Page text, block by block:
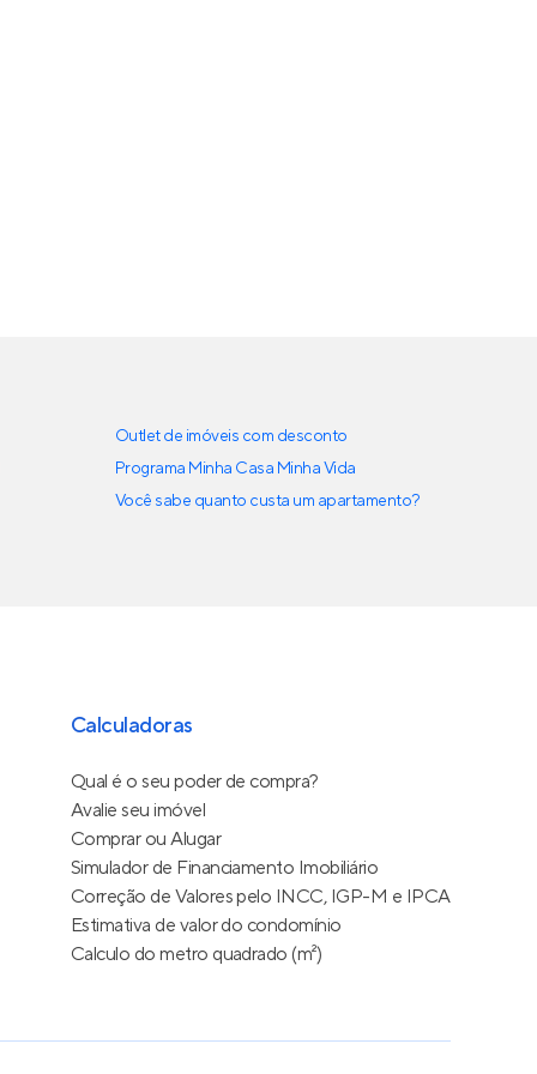
Outlet de imóveis com desconto
Programa Minha Casa Minha Vida
Você sabe quanto custa um apartamento?
Calculadoras
Qual é o seu poder de compra?
Avalie seu imóvel
Comprar ou Alugar
Simulador de Financiamento Imobiliário
Correção de Valores pelo INCC, IGP-M e IPCA
Estimativa de valor do condomínio
Calculo do metro quadrado (m²)